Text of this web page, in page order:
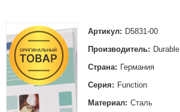
Артикул: D5831-00
Производитель: Durable
Страна: Германия
Серия: Function
Материал: Сталь